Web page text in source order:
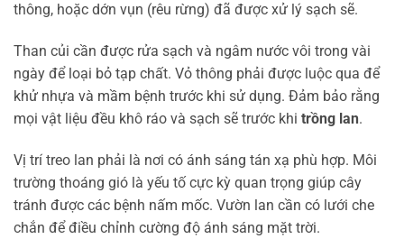
thông, hoặc dớn vụn (rêu rừng) đã được xử lý sạch sẽ.
Than củi cần được rửa sạch và ngâm nước vôi trong vài
ngày để loại bỏ tạp chất. Vỏ thông phải được luộc qua để
khử nhựa và mầm bệnh trước khi sử dụng. Đảm bảo rằng
mọi vật liệu đều khô ráo và sạch sẽ trước khi trồng lan.
Vị trí treo lan phải là nơi có ánh sáng tán xạ phù hợp. Môi
trường thoáng gió là yếu tố cực kỳ quan trọng giúp cây
tránh được các bệnh nấm mốc. Vườn lan cần có lưới che
chắn để điều chỉnh cường độ ánh sáng mặt trời.